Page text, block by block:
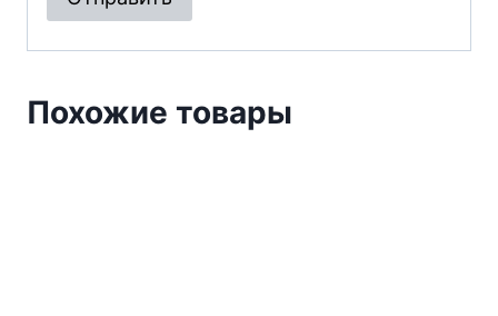
Похожие товары